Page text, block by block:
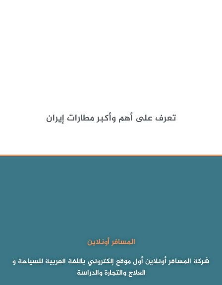
تعرف على أهم وأكبر مطارات إيران
المسافر أونلاين
شركة المسافر أونلاين أول موقع إلكتروني باللغة العربية للسياحة و
العلاج والتجارة والدراسة